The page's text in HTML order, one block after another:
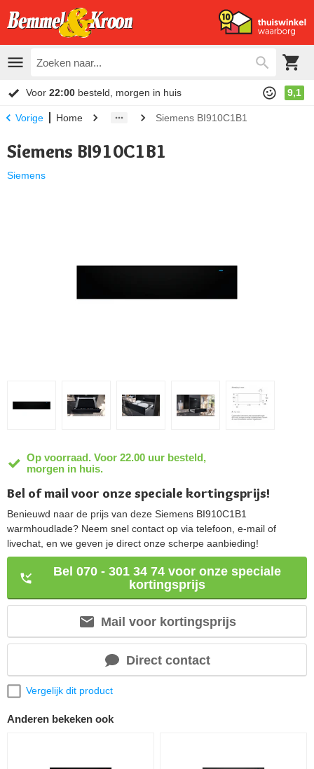
Voor 22:00 besteld, morgen in huis 9,1
Vorige Home Siemens BI910C1B1
Siemens BI910C1B1
Siemens
Op voorraad. Voor 22.00 uur besteld,
morgen in huis.
Bel of mail voor onze speciale kortingsprijs!
Benieuwd naar de prijs van deze Siemens BI910C1B1
warmhoudlade? Neem snel contact op via telefoon, e-mail of
livechat, en we geven je direct onze scherpe aanbieding!
Bel 070 - 301 34 74 voor onze speciale
kortingsprijs
Mail voor kortingsprijs
Direct contact
Vergelijk dit product
Anderen bekeken ook